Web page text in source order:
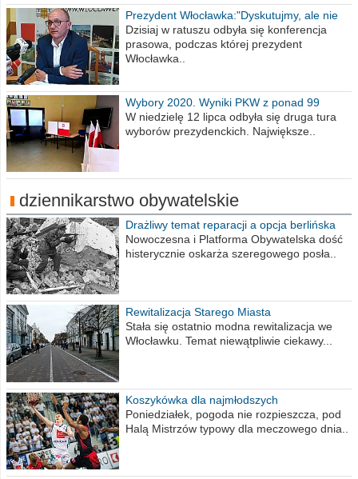
Prezydent Włocławka:"Dyskutujmy, ale nie
obrażajmy się”
Dzisiaj w ratuszu odbyła się konferencja
prasowa, podczas której prezydent
Włocławka..
Wybory 2020. Wyniki PKW z ponad 99
procent obwodów
W niedzielę 12 lipca odbyła się druga tura
wyborów prezydenckich. Największe..
dziennikarstwo obywatelskie
Drażliwy temat reparacji a opcja berlińska
Nowoczesna i Platforma Obywatelska dość
histerycznie oskarża szeregowego posła..
Rewitalizacja Starego Miasta
Stała się ostatnio modna rewitalizacja we
Włocławku. Temat niewątpliwie ciekawy...
Koszykówka dla najmłodszych
Poniedziałek, pogoda nie rozpieszcza, pod
Halą Mistrzów typowy dla meczowego dnia..